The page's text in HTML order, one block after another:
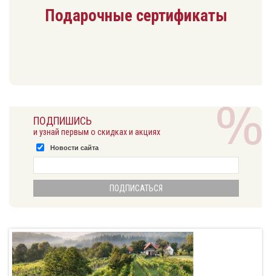
Подарочные сертификаты
ПОДПИШИСЬ
и узнай первым о скидках и акциях
Новости сайта